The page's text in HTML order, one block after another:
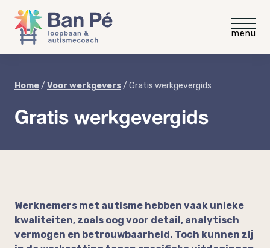
Gratis intakegesprek
Gratis video
Autisme en neurodiversiteit
coaching
Voor werkgevers
Gratis werkgevergids
Coaching voor medewerkers
Blog
Over Ban Pé
Home/ Voor werkgevers/ Gratis werkgevergids
Gratis werkgevergids
Werknemers met autisme hebben vaak unieke
kwaliteiten, zoals oog voor detail, analytisch
vermogen en betrouwbaarheid. Toch kunnen zij